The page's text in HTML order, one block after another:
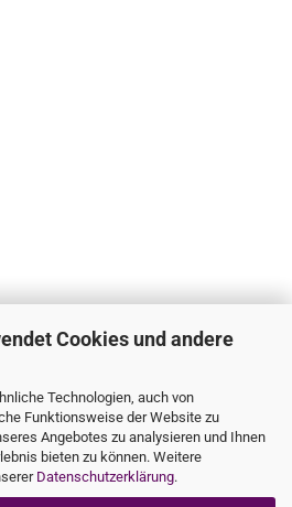
Cookies und andere
Technologien, auch von
Funktionsweise der Website zu
Angebotes zu analysieren und Ihnen
bieten zu können. Weitere
Datenschutzerklärung.